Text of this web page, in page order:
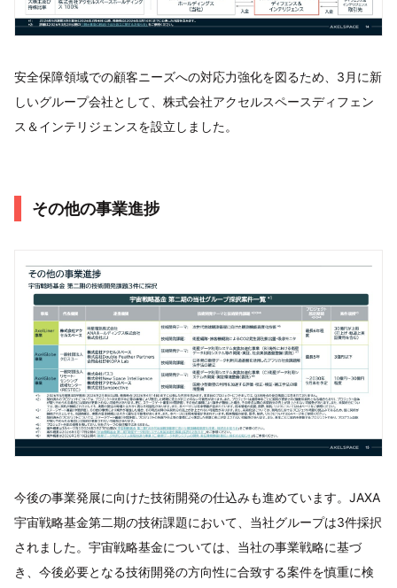
安全保障領域での顧客ニーズへの対応力強化を図るため、3月に新
しいグループ会社として、株式会社アクセルスペースディフェン
ス＆インテリジェンスを設立しました。
その他の事業進捗
今後の事業発展に向けた技術開発の仕込みも進めています。JAXA
宇宙戦略基金第二期の技術課題において、当社グループは3件採択
されました。宇宙戦略基金については、当社の事業戦略に基づ
き、今後必要となる技術開発の方向性に合致する案件を慎重に検